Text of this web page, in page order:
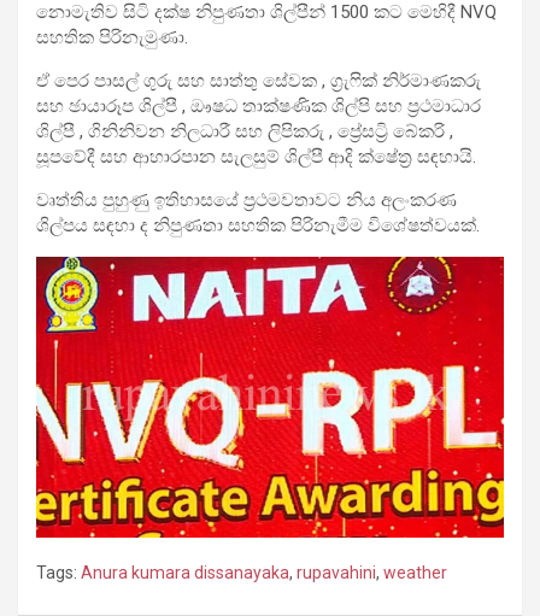
නොමැතිව සිටි දක්ෂ නිපුණතා ශිල්පීන් 1500 කට මෙහිදී NVQ
සහතික පිරිනැමුණා.
ඒ පෙර පාසල් ගුරු සහ සාත්තු සේවක , ග්‍රැෆික් නිර්මාණකරු
සහ ඡායාරූප ශිල්පී , ඖෂධ තාක්ෂණික ශිල්පි සහ ප්‍රථමාධාර
ශිල්පී , ගිනිනිවන නිලධාරී සහ ලිපිකරු , ප්‍රේසට්‍රි බේකරි ,
සූපවේදී සහ ආහාරපාන සැලසුම් ශිල්පී ආදි ක්ෂේත්‍ර සඳහායි.
වෘත්තිය පුහුණු ඉතිහාසයේ ප්‍රථමවතාවට නිය අලංකරණ
ශිල්පය සඳහා ද නිපුණතා සහතික පිරිනැමීම විශේෂත්වයක්.
Tags: Anura kumara dissanayaka, rupavahini, weather